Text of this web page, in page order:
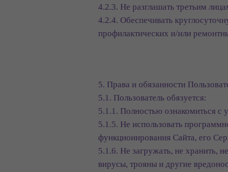
4.2.3. Не разглашать третьим
4.2.4. Обеспечивать
профилактических и/или
5. Права и обязанности
5.1. Пользователь обязуется:
5.1.1. Полностью ознакомиться с
5.1.5. Не использовать
функционирования Сайта, его
5.1.6. Не загружать, не хранить,
вирусы, трояны и другие